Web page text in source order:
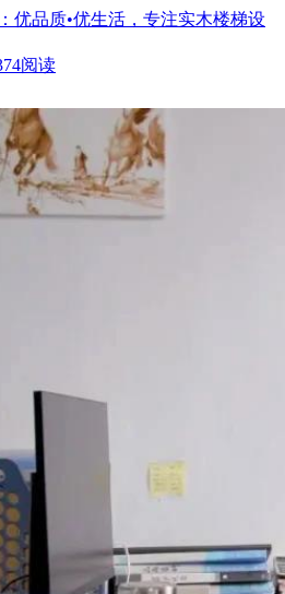
优品质•优生活，专注实木楼梯设
阅读